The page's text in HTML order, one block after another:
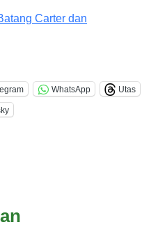
Carter dan
WhatsApp Utas